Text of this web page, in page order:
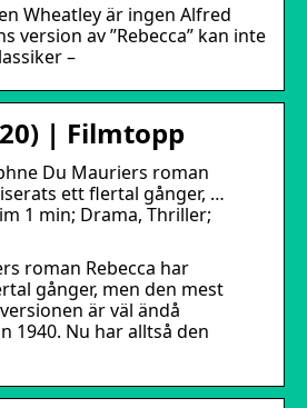
Wheatley är ingen Alfred
version av ”Rebecca” kan inte
–
| Filmtopp
Du Mauriers roman
ett flertal gånger, …
1 min; Drama, Thriller;
roman Rebecca har
gånger, men den mest
är väl ändå
1940. Nu har alltså den